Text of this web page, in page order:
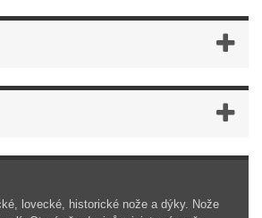
lovecké, historické nože a dýky. Nože